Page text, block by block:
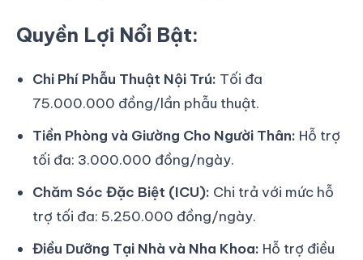
Quyền Lợi Nổi Bật:
Chi Phí Phẫu Thuật Nội Trú: Tối đa
75.000.000 đồng/lần phẫu thuật.
Tiền Phòng và Giường Cho Người Thân: Hỗ trợ
tối đa: 3.000.000 đồng/ngày.
Chăm Sóc Đặc Biệt (ICU): Chi trả với mức hỗ
trợ tối đa: 5.250.000 đồng/ngày.
Điều Dưỡng Tại Nhà và Nha Khoa: Hỗ trợ điều